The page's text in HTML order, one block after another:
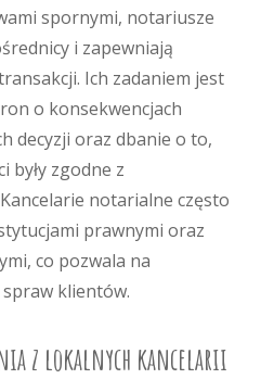
spornymi, notariusze
i zapewniają
Ich zadaniem jest
o konsekwencjach
decyzji oraz dbanie o to,
były zgodne z
notarialne często
prawnymi oraz
co pozwala na
klientów.
z lokalnych kancelarii